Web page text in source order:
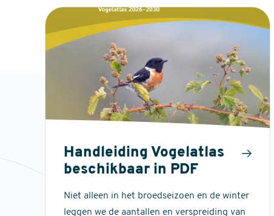
Handleiding Vogelatlas
beschikbaar in PDF
Niet alleen in het broedseizoen en de winter
leggen we de aantallen en verspreiding van